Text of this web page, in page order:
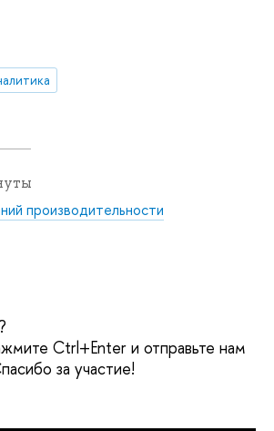
производительности
Ctrl+Enter и отправьте нам
за участие!